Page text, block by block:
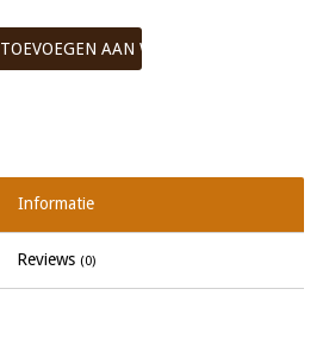
TOEVOEGEN AAN WINKELWAGEN
Informatie
Reviews (0)